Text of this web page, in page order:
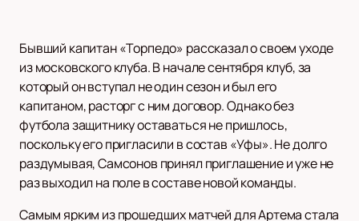
Бывший капитан «Торпедо» рассказал о своем уходе
из московского клуба. В начале сентября клуб, за
который он вступал не один сезон и был его
капитаном, расторг с ним договор. Однако без
футбола защитнику оставаться не пришлось,
поскольку его пригласили в состав «Уфы». Не долго
раздумывая, Самсонов принял приглашение и уже не
раз выходил на поле в составе новой команды.
Самым ярким из прошедших матчей для Артема стала